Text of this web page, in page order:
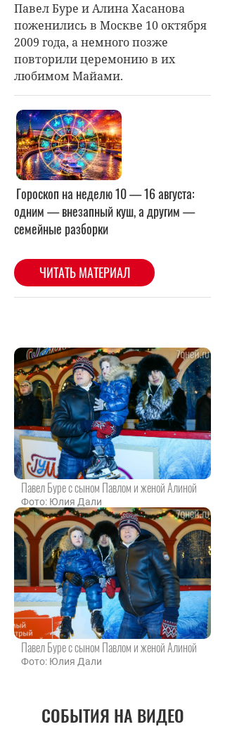
Павел Буре и Алина Хасанова
поженились в Москве 10 октября
2009 года, а немного позже
повторили церемонию в их
любимом Майами.
Павел Буре с сыном Павлом и женой Алиной
Фото: Юлия Дали
Павел Буре с сыном Павлом и женой Алиной
Фото: Юлия Дали
СОБЫТИЯ НА ВИДЕО